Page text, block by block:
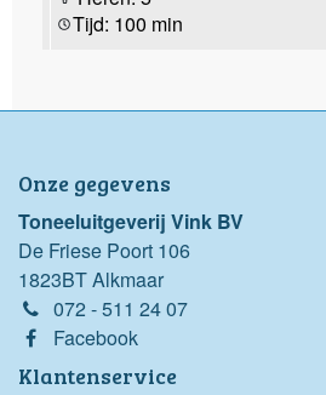
Tijd: 100 min
Onze gegevens
Toneeluitgeverij Vink BV
De Friese Poort 106
1823BT Alkmaar
072 - 511 24 07
Facebook
Klantenservice